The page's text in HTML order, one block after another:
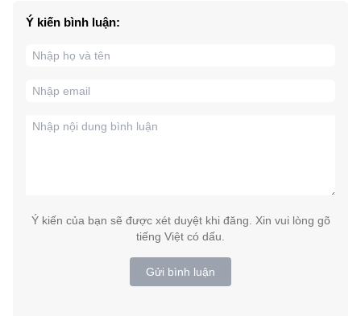
Ý kiến bình luận:
Ý kiến của bạn sẽ được xét duyệt khi đăng. Xin vui lòng gõ
tiếng Việt có dấu.
Gửi bình luận